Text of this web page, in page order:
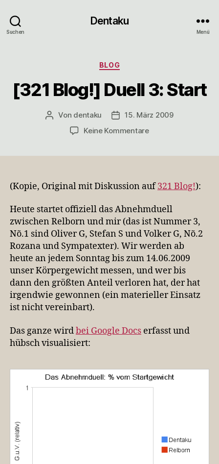
Suchen
Dentaku
Menü
Kategorien
BLOG
[321 Blog!] Duell 3: Start
Beitragsautor
Von dentaku Veröffentlichungsdatum
15. März 2009
Keine Kommentarezu
Start
(Kopie, Original mit Diskussion auf321 Blog!):
Heute startet offiziell das Abnehmduell
zwischen Relborn und mir (das ist Nummer 3,
Nõ.1 sind Oliver G, Stefan S und Volker G, Nõ.2
Rozana und Sympatexter). Wir werden ab
heute an jedem Sonntag bis zum 14.06.2009
unser Körpergewicht messen, und wer bis
dann den größten Anteil verloren hat, der hat
irgendwie gewonnen (ein materieller Einsatz
ist nicht vereinbart).
Das ganze wirdbei Google Docs erfasst und
hübsch visualisiert: